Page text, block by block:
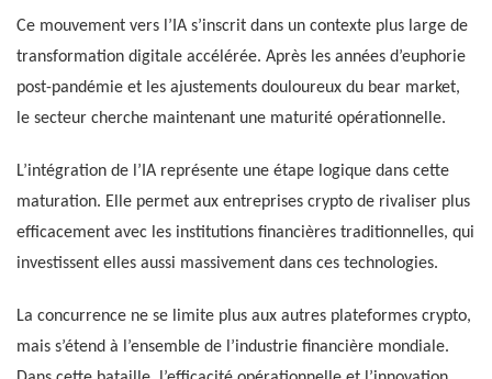
Ce mouvement vers l’IA s’inscrit dans un contexte plus large de
transformation digitale accélérée. Après les années d’euphorie
post-pandémie et les ajustements douloureux du bear market,
le secteur cherche maintenant une maturité opérationnelle.
L’intégration de l’IA représente une étape logique dans cette
maturation. Elle permet aux entreprises crypto de rivaliser plus
efficacement avec les institutions financières traditionnelles, qui
investissent elles aussi massivement dans ces technologies.
La concurrence ne se limite plus aux autres plateformes crypto,
mais s’étend à l’ensemble de l’industrie financière mondiale.